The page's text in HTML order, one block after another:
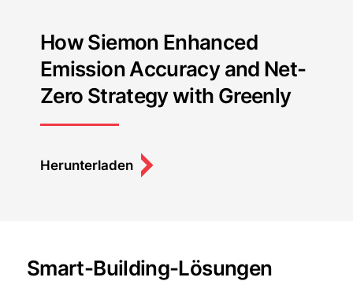
How Siemon Enhanced
Emission Accuracy and Net-
Zero Strategy with Greenly
Herunterladen
Smart-Building-Lösungen